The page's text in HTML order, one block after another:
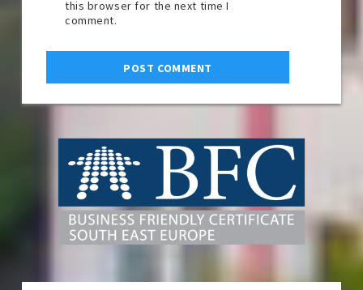
this browser for the next time I
comment.